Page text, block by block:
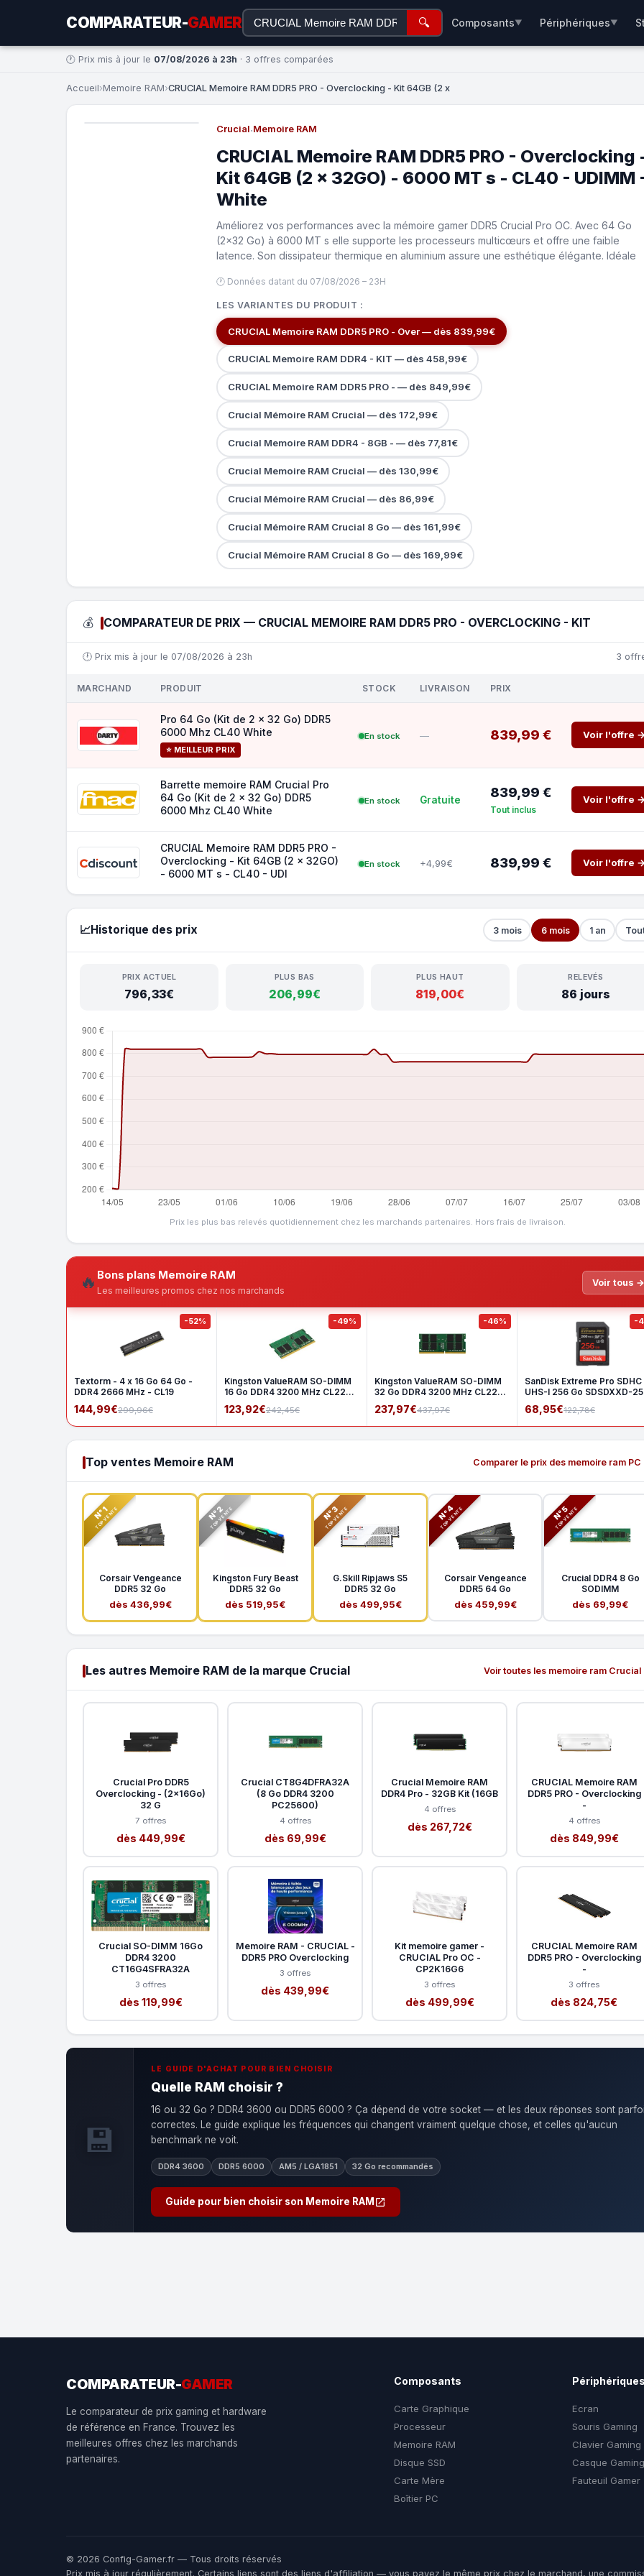
COMPARATEUR-GAMER 🔍 Composants▼ Périphériques▼
🕐 Prix mis à jour le 07/08/2026 à 23h · 3 offres comparées
Accueil›Memoire RAM›CRUCIAL Memoire RAM DDR5 PRO - Overclocking - Kit 64GB (2 x
Crucial·Memoire RAM
CRUCIAL Memoire RAM DDR5 PRO - Overclocking
Kit 64GB (2 x 32GO) - 6000 MT s - CL40 - UDIMM
White
Améliorez vos performances avec la mémoire gamer DDR5 Crucial Pro OC. Avec 64 Go
(2x32 Go) à 6000 MT s elle supporte les processeurs multicœurs et offre une faible
latence. Son dissipateur thermique en aluminium assure une esthétique élégante. Idéale
🕐 Données datant du 07/08/2026 – 23H
LES VARIANTES DU PRODUIT :
CRUCIAL Memoire RAM DDR5 PRO - Over — dès 839,99€
CRUCIAL Memoire RAM DDR4 - KIT — dès 458,99€
CRUCIAL Memoire RAM DDR5 PRO - — dès 849,99€
Crucial Mémoire RAM Crucial — dès 172,99€
Crucial Memoire RAM DDR4 - 8GB - — dès 77,81€
Crucial Memoire RAM Crucial — dès 130,99€
Crucial Mémoire RAM Crucial — dès 86,99€
Crucial Mémoire RAM Crucial 8 Go — dès 161,99€
Crucial Mémoire RAM Crucial 8 Go — dès 169,99€
💰 COMPARATEUR DE PRIX — CRUCIAL MEMOIRE RAM DDR5 PRO - OVERCLOCKING - KIT
🕐 Prix mis à jour le 07/08/2026 à 23h 3
MARCHAND PRODUIT STOCK LIVRAISON PRIX
Pro 64 Go (Kit de 2 x 32 Go) DDR5
6000 Mhz CL40 White
⭐ MEILLEUR PRIX
En stock — 839,99 € Voir l'offre
Barrette memoire RAM Crucial Pro
64 Go (Kit de 2 x 32 Go) DDR5
6000 Mhz CL40 White
En stock Gratuite 839,99 €
Tout inclus
Voir l'offre
CRUCIAL Memoire RAM DDR5 PRO -
Overclocking - Kit 64GB (2 x 32GO)
- 6000 MT s - CL40 - UDI
En stock +4,99€ 839,99 € Voir l'offre
📈Historique des prix 3 mois 6 mois 1 an
PRIX ACTUEL
796,33€
PLUS BAS
206,99€
PLUS HAUT
819,00€
RELEVÉS
86 jours
Prix les plus bas relevés quotidiennement chez les marchands partenaires. Hors frais de livraison.
🔥 Bons plans Memoire RAM
Les meilleures promos chez nos marchands
Voir tous →
-52%
Textorm - 4 x 16 Go 64 Go -
DDR4 2666 MHz - CL19
144,99€299,96€
-49%
Kingston ValueRAM SO-DIMM
16 Go DDR4 3200 MHz CL22
1Rx8
123,92€242,45€
-46%
Kingston ValueRAM SO-DIMM
32 Go DDR4 3200 MHz CL22
2Rx8
237,97€437,97€
-
SanDisk Extreme Pro SDHC
UHS-I 256 Go SDSDXXD-
GN4I
68,95€122,78€
Top ventes Memoire RAM Comparer le prix des memoire ram
N°1
TOP VENTE
Corsair Vengeance
DDR5 32 Go
dès 436,99€
N°2
TOP VENTE
Kingston Fury Beast
DDR5 32 Go
dès 519,95€
N°3
TOP VENTE
G.Skill Ripjaws S5
DDR5 32 Go
dès 499,95€
N°4
TOP VENTE
Corsair Vengeance
DDR5 64 Go
dès 459,99€
N°5
TOP VENTE
Crucial DDR4 8 Go
SODIMM
dès 69,99€
Les autres Memoire RAM de la marque Crucial Voir toutes les memoire ram
Crucial Pro DDR5
Overclocking - (2x16Go)
32 G
7 offres
dès 449,99€
Crucial CT8G4DFRA32A
(8 Go DDR4 3200
PC25600)
4 offres
dès 69,99€
Crucial Memoire RAM
DDR4 Pro - 32GB Kit (16GB
4 offres
dès 267,72€
CRUCIAL Memoire RAM
DDR5 PRO - Overclocking
-
4 offres
dès 849,99€
Crucial SO-DIMM 16Go
DDR4 3200
CT16G4SFRA32A
3 offres
dès 119,99€
Memoire RAM - CRUCIAL -
DDR5 PRO Overclocking
3 offres
dès 439,99€
Kit memoire gamer -
CRUCIAL Pro OC -
CP2K16G6
3 offres
dès 499,99€
CRUCIAL Memoire RAM
DDR5 PRO - Overclocking
-
3 offres
dès 824,75€
💾
LE GUIDE D'ACHAT POUR BIEN CHOISIR
Quelle RAM choisir ?
16 ou 32 Go ? DDR4 3600 ou DDR5 6000 ? Ça dépend de votre socket — et les deux réponses sont
correctes. Le guide explique les fréquences qui changent vraiment quelque chose, et celles qu'aucun
benchmark ne voit.
DDR4 3600 DDR5 6000 AM5 / LGA1851 32 Go recommandés
Guide pour bien choisir son Memoire RAM
COMPARATEUR-GAMER
Le comparateur de prix gaming et hardware
de référence en France. Trouvez les
meilleures offres chez les marchands
partenaires.
Composants
Carte Graphique
Processeur
Memoire RAM
Disque SSD
Carte Mère
Boîtier PC
Ecran
Souris Gaming
Clavier Gaming
Casque Gaming
Fauteuil Gamer
© 2026 Config-Gamer.fr — Tous droits réservés
Prix mis à jour régulièrement. Certains liens sont des liens d'affiliation — vous payez le même prix chez le marchand, une